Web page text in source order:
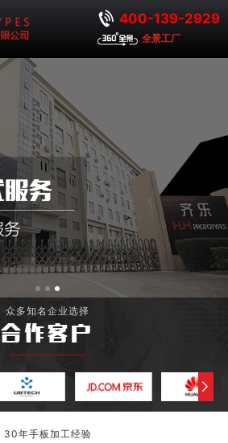
400-139-2929
全景工厂
众多知名企业选择
合作客户
30年手板加工经验